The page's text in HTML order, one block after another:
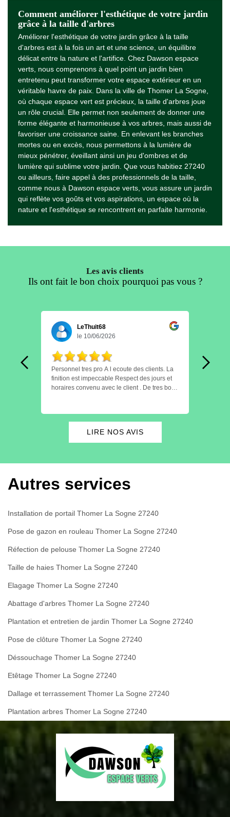
Comment améliorer l'esthétique de votre jardin
grâce à la taille d'arbres
Améliorer l'esthétique de votre jardin grâce à la taille
d'arbres est à la fois un art et une science, un équilibre
délicat entre la nature et l'artifice. Chez Dawson espace
verts, nous comprenons à quel point un jardin bien
entretenu peut transformer votre espace extérieur en un
véritable havre de paix. Dans la ville de Thomer La Sogne,
où chaque espace vert est précieux, la taille d'arbres joue
un rôle crucial. Elle permet non seulement de donner une
forme élégante et harmonieuse à vos arbres, mais aussi de
favoriser une croissance saine. En enlevant les branches
mortes ou en excès, nous permettons à la lumière de
mieux pénétrer, éveillant ainsi un jeu d'ombres et de
lumière qui sublime votre jardin. Que vous habitiez 27240
ou ailleurs, faire appel à des professionnels de la taille,
comme nous à Dawson espace verts, vous assure un jardin
qui reflète vos goûts et vos aspirations, un espace où la
nature et l'esthétique se rencontrent en parfaite harmonie.
Les avis clients
Ils ont fait le bon choix pourquoi pas vous ?
LeThuit68
le 10/06/2026
Personnel tres pro A l ecoute des clients. La
finition est impeccable Respect des jours et
horaires convenu avec le client . De tres bon
LIRE NOS AVIS
Autres services
Installation de portail Thomer La Sogne 27240
Pose de gazon en rouleau Thomer La Sogne 27240
Réfection de pelouse Thomer La Sogne 27240
Taille de haies Thomer La Sogne 27240
Elagage Thomer La Sogne 27240
Abattage d'arbres Thomer La Sogne 27240
Plantation et entretien de jardin Thomer La Sogne 27240
Pose de clôture Thomer La Sogne 27240
Déssouchage Thomer La Sogne 27240
Etêtage Thomer La Sogne 27240
Dallage et terrassement Thomer La Sogne 27240
Plantation arbres Thomer La Sogne 27240